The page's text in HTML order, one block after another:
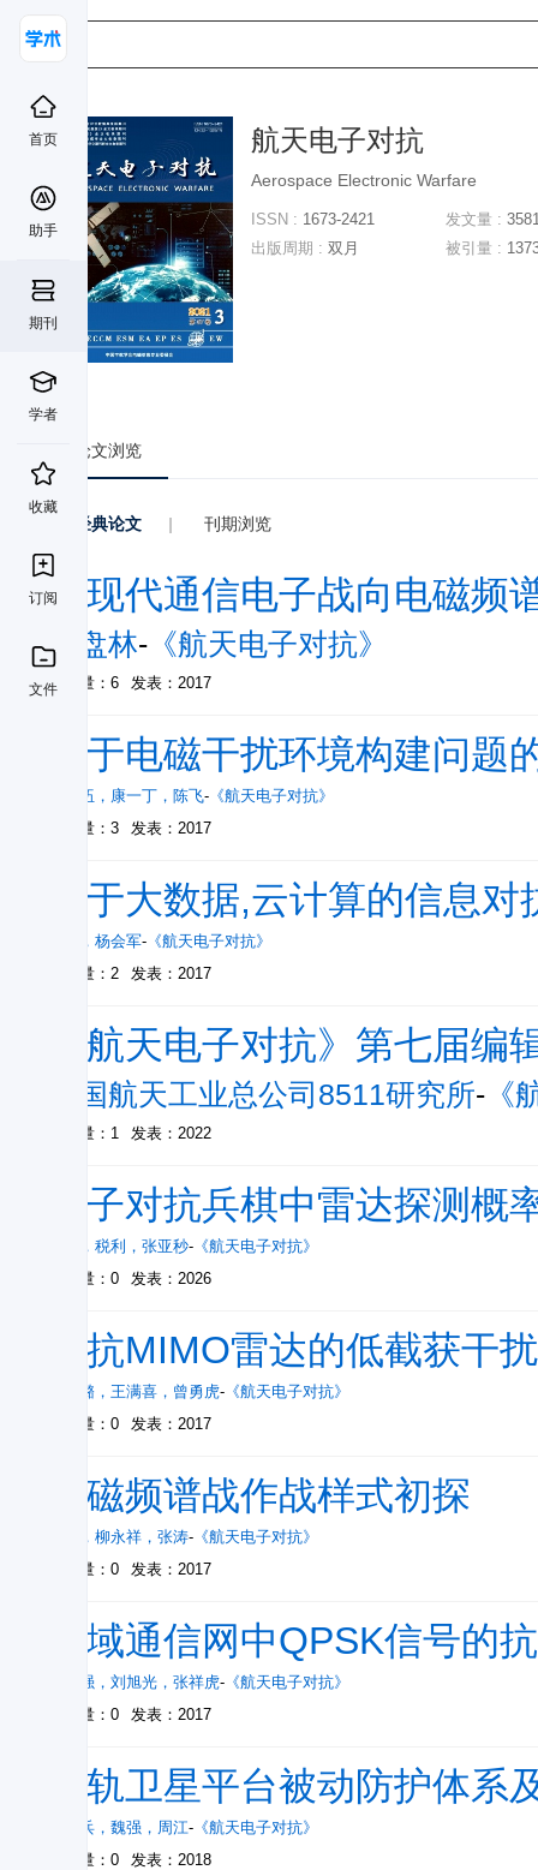
首页
助手
期刊
学者
收藏
订阅
文件
航天电子对抗
Aerospace Electronic Warfare
ISSN : 1673-2421
出版周期 : 双月
发文量 :
被引量 :
论文浏览
经典论文 | 刊期浏览
从现代通信电子战向电磁频
蒋盘林- 《航天电子对抗》
被引量：6 发表：2017
关于电磁干扰环境构建问题
张振伍 ， 康一丁 ， 陈飞- 《航天电子对抗》
被引量：3
发表：2017
基于大数据,云计算的信息
， 杨会军- 《航天电子对抗》
被引量：2
发表：2017
《航天电子对抗》第七届编
中国航天工业总公司8511研究所- 《
被引量：1 发表：2022
电子对抗兵棋中雷达探测概
， 税利 ， 张亚秒- 《航天电子对抗》
被引量：0
发表：2026
对抗MIMO雷达的低截获干
王璐璐 ， 王满喜 ， 曾勇虎- 《航天电子对抗》
被引量：0
发表：2017
电磁频谱战作战样式初探
， 柳永祥 ， 张涛- 《航天电子对抗》
被引量：0
发表：2017
地域通信网中QPSK信号的
孔德强 ， 刘旭光 ， 张祥虎- 《航天电子对抗》
被引量：0
发表：2017
高轨卫星平台被动防护体系
马晓兵 ， 魏强 ， 周江- 《航天电子对抗》
被引量：0
发表：2018